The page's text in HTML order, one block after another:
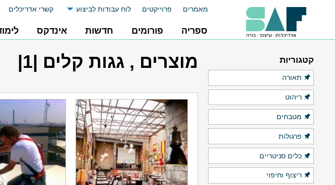
מאמרים פרוייקטים לוח עבודות לביצוע קשרי אדריכלים
ספריה פורומים חדשות אינדקס
מוצרים , גגות קלים |1| קטגוריות
תאורה
ריהוט
מטבחים
פרגולות
כלים סניטריים
ריצוף וחיפוי